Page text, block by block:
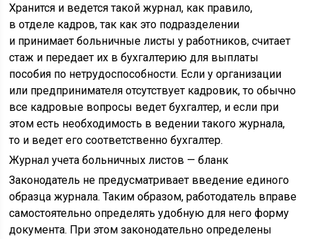
Хранится и ведется такой журнал, как правило,
в отделе кадров, так как это подразделении
и принимает больничные листы у работников, считает
стаж и передает их в бухгалтерию для выплаты
пособия по нетрудоспособности. Если у организации
или предпринимателя отсутствует кадровик, то обычно
все кадровые вопросы ведет бухгалтер, и если при
этом есть необходимость в ведении такого журнала,
то и ведет его соответственно бухгалтер.
Журнал учета больничных листов — бланк
Законодатель не предусматривает введение единого
образца журнала. Таким образом, работодатель вправе
самостоятельно определять удобную для него форму
документа. При этом законодательно определены